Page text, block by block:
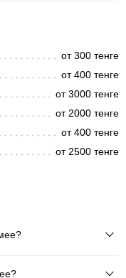
от 300 тенге
от 400 тенге
от 3000 тенге
от 2000 тенге
от 400 тенге
от 2500 тенге